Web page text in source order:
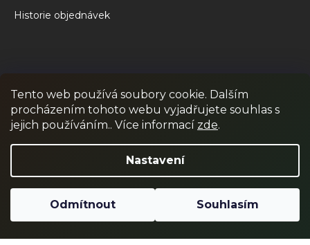
Tento web používá soubory cookie. Dalším
procházením tohoto webu vyjadřujete souhlas s
jejich používáním.. Více informací zde.
Nastavení
Odmítnout Souhlasím
Historie objednávek
PAINTBALL
Odstoupit od smlouvy